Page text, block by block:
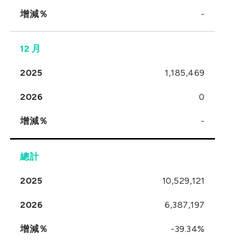
增減％ -
12 月
2025 1,185,469
2026 0
增減％ -
總計
2025 10,529,121
2026 6,387,197
增減％ -39.34%